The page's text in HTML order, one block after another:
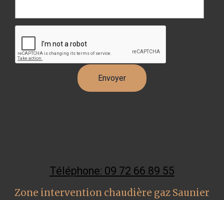
Téléphone: 09 72 66 89 55
Zone intervention chaudière gaz Saunier